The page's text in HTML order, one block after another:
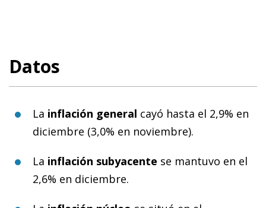
Datos
La inflación general cayó hasta el 2,9% en
diciembre (3,0% en noviembre).
La inflación subyacente se mantuvo en el
2,6% en diciembre.